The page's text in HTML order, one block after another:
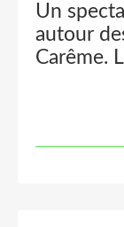
Un
autour
Carême.